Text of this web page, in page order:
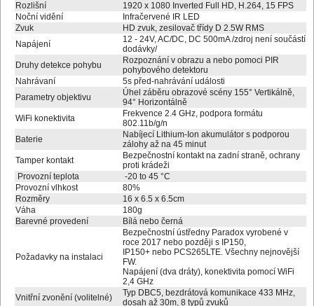
Rozlišní
1920 x 1080 Inverted Full HD, H.264, 15 FPS
Noční vidění
Infračervené IR LED
Zvuk
HD zvuk, zesilovač třídy D 2.5W RMS
Napájení
12 - 24V, AC/DC, DC 500mA /zdroj není součástí
dodávky/
Druhy detekce pohybu
Rozpoznání v obrazu a nebo pomoci PIR
pohybového detektoru
Nahrávaní
5s před-nahrávání události
Parametry objektivu
Úhel záběru obrazové scény 155° Vertikálně,
94° Horizontálně
WiFi konektivita
Frekvence 2.4 GHz, podpora formátu
802.11b/g/n
Baterie
Nabíjecí Lithium-Ion akumulátor s podporou
zálohy až na 45 minut
Tamper kontakt
Bezpečnostní kontakt na zadní straně, ochrany
proti krádeži
Provozní teplota
-20 to 45 °C
Provozní vlhkost
80%
Rozměry
16 x 6.5 x 6.5cm
Váha
180g
Barevné provedení
Bílá nebo černá
Požadavky na instalaci
Bezpečnostní ústředny Paradox vyrobené v
roce 2017 nebo později s IP150,
IP150+ nebo PCS265LTE. Všechny nejnovější
FW.
Napájení (dva dráty), konektivita pomocí WiFi
2,4 GHz
Vnitřní zvonění (volitelné)
Typ DBC5, bezdrátová komunikace 433 MHz,
dosah až 30m, 8 typů zvuků